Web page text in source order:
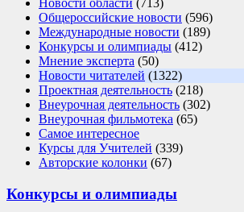
Новости области (713)
Общероссийские новости (596)
Международные новости (189)
Конкурсы и олимпиады (412)
Мнение эксперта (50)
Новости читателей (1322)
Проектная деятельность (218)
Внеурочная деятельность (302)
Внеурочная фильмотека (65)
Самое интересное
Курсы для Учителей (339)
Авторские колонки (67)
Конкурсы и олимпиады